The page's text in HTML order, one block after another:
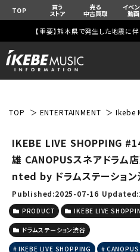
TOP 買う
ストア
売る
中古買取
イベ
動画
【重要】熊本県で発生した地震に
TOP ENTERTAINMENT Ikebe
IKEBE LIVE SHOPPING
雄 CANOPUSスネアドラム
nted by ドラムステーション
Published:2025-07-16
PRODUCT IKEBE LIVE
ドラムステーション渋谷
IKEBE LIVE SHOPPING CANOPUS